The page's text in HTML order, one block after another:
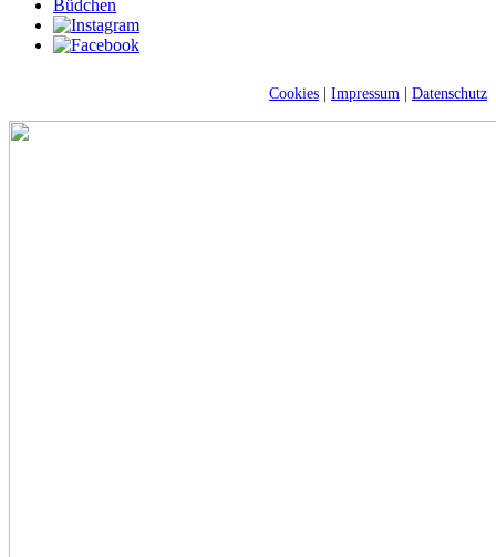
Büdchen
Cookies Impressum Datenschutz